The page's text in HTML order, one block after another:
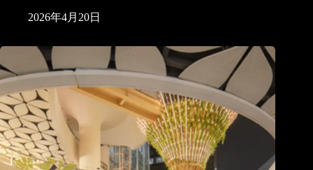
2026年4月20日